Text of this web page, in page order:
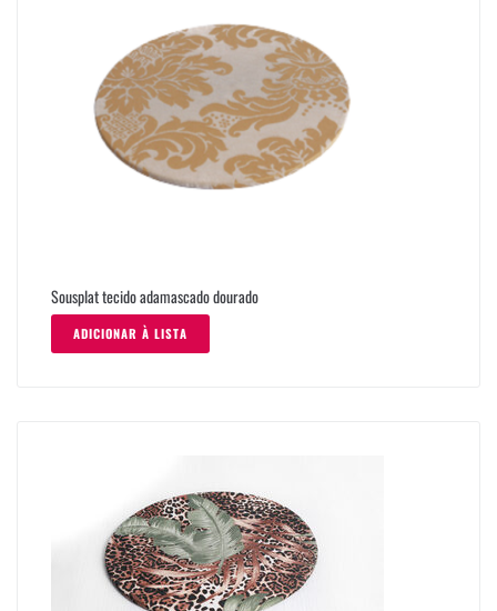
Sousplat tecido adamascado dourado
ADICIONAR À LISTA